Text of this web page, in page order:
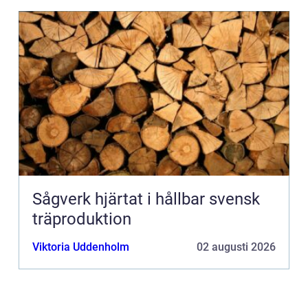
Sågverk hjärtat i hållbar svensk
träproduktion
Viktoria Uddenholm 02 augusti 2026